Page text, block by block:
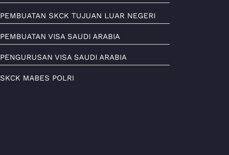
PEMBUATAN SKCK TUJUAN LUAR NEGERI
PEMBUATAN VISA SAUDI ARABIA
PENGURUSAN VISA SAUDI ARABIA
SKCK MABES POLRI